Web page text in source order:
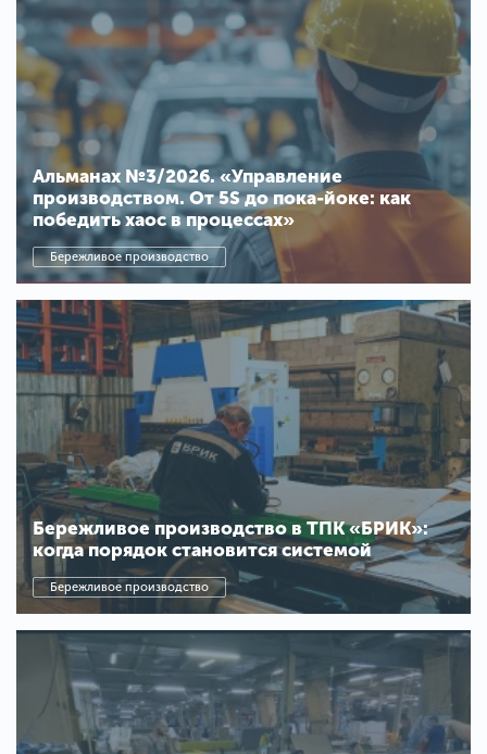
Альманах №3/2026. «Управление
производством. От 5S до пока-йоке: как
победить хаос в процессах»
Бережливое производство
Бережливое производство в ТПК «БРИК»:
когда порядок становится системой
Бережливое производство